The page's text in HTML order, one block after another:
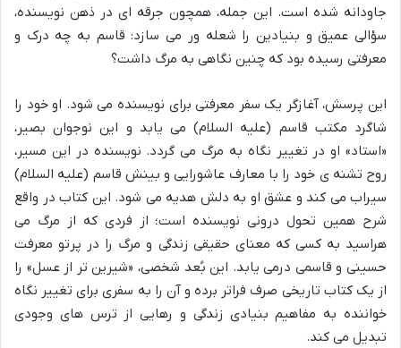
جاودانه شده است. این جمله، همچون جرقه ای در ذهن نویسنده،
سؤالی عمیق و بنیادین را شعله ور می سازد: قاسم به چه درک و
معرفتی رسیده بود که چنین نگاهی به مرگ داشت؟
این پرسش، آغازگر یک سفر معرفتی برای نویسنده می شود. او خود را
شاگرد مکتب قاسم (علیه السلام) می یابد و این نوجوان بصیر،
«استاد» او در تغییر نگاه به مرگ می گردد. نویسنده در این مسیر،
روح تشنه ی خود را با معارف عاشورایی و بینش قاسم (علیه السلام)
سیراب می کند و عشق او به دلش هدیه می شود. این کتاب در واقع
شرح همین تحول درونی نویسنده است؛ از فردی که از مرگ می
هراسید به کسی که معنای حقیقی زندگی و مرگ را در پرتو معرفت
حسینی و قاسمی درمی یابد. این بُعد شخصی، «شیرین تر از عسل» را
از یک کتاب تاریخی صرف فراتر برده و آن را به سفری برای تغییر نگاه
خواننده به مفاهیم بنیادی زندگی و رهایی از ترس های وجودی
تبدیل می کند.